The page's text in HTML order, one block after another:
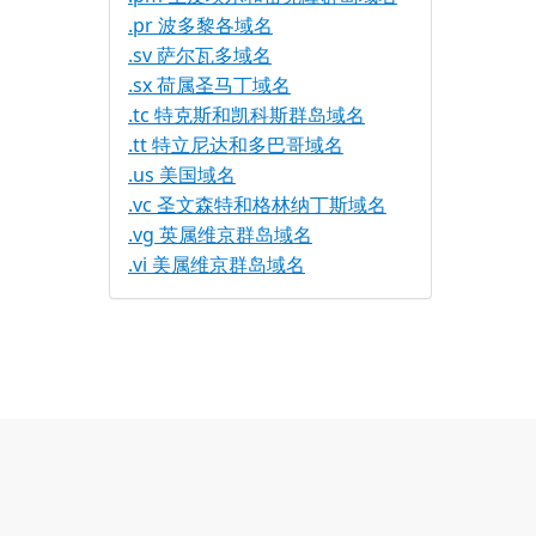
.pr 波多黎各域名
.sv 萨尔瓦多域名
.sx 荷属圣马丁域名
.tc 特克斯和凯科斯群岛域名
.tt 特立尼达和多巴哥域名
.us 美国域名
.vc 圣文森特和格林纳丁斯域名
.vg 英属维京群岛域名
.vi 美属维京群岛域名